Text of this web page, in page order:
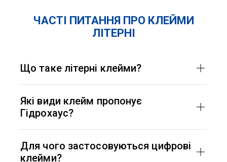
ЧАСТІ ПИТАННЯ ПРО КЛЕЙМИ
ЛІТЕРНІ
Що таке літерні клейми?
букви алфавіту і використовуються для
нанесення буквеної інформації на різні
поверхні. Вони служать для ідентифікації
деталей, обладнання та нанесення службових
Які види клейм пропонує
Гідрохаус?
(комбіновані) клейми, а також роз’ємні клеми,
які дозволяють швидко замінювати окремі
Для чого застосовуються цифрові
клейми?